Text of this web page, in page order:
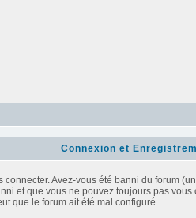
Connexion et
Avez-vous été banni du forum
et que vous ne pouvez toujours pas
que le forum ait été mal configuré.